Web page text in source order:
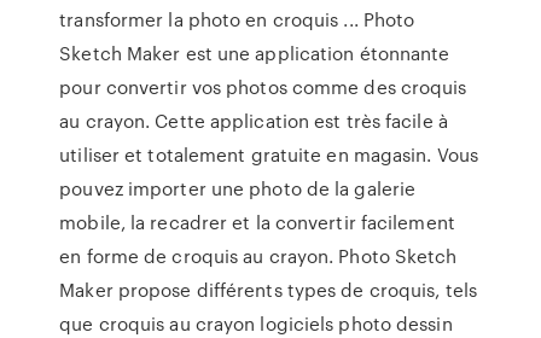
transformer la photo en croquis ... Photo
Sketch Maker est une application étonnante
pour convertir vos photos comme des croquis
au crayon. Cette application est très facile à
utiliser et totalement gratuite en magasin. Vous
pouvez importer une photo de la galerie
mobile, la recadrer et la convertir facilement
en forme de croquis au crayon. Photo Sketch
Maker propose différents types de croquis, tels
que croquis au crayon logiciels photo dessin